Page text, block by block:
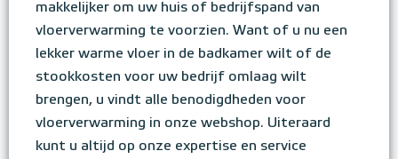
makkelijker om uw huis of bedrijfspand van
vloerverwarming te voorzien. Want of u nu een
lekker warme vloer in de badkamer wilt of de
stookkosten voor uw bedrijf omlaag wilt
brengen, u vindt alle benodigdheden voor
vloerverwarming in onze webshop. Uiteraard
kunt u altijd op onze expertise en service